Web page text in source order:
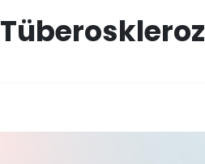
Tüberoskleroz